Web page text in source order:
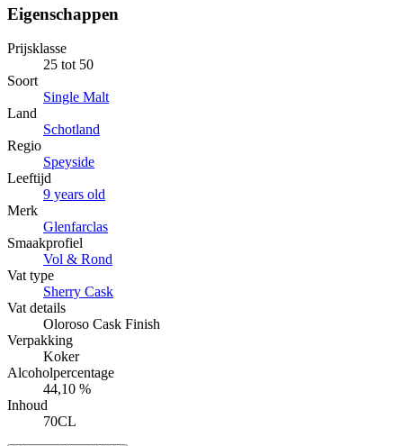
Eigenschappen
Prijsklasse
25 tot 50
Soort
Single Malt
Land
Schotland
Regio
Speyside
Leeftijd
9 years old
Merk
Glenfarclas
Smaakprofiel
Vol & Rond
Vat type
Sherry Cask
Vat details
Oloroso Cask Finish
Verpakking
Koker
Alcoholpercentage
44,10 %
Inhoud
70CL